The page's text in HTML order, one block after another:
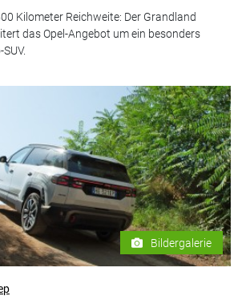
Kilometer Reichweite: Der Grandland
das Opel-Angebot um ein besonders
Bildergalerie